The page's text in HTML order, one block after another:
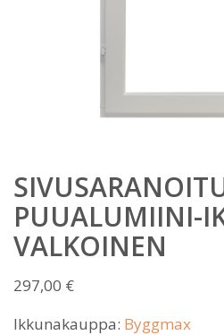
PUUALUMIINI-
VALKOINEN
297,00 €
Ikkunakauppa: Byggmax